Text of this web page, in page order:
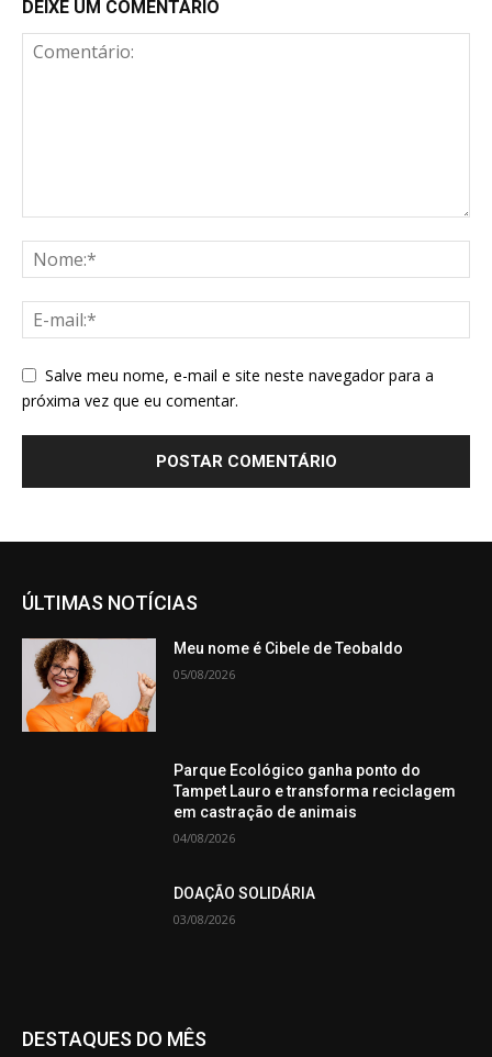
DEIXE UM COMENTÁRIO
Salve meu nome, e-mail e site neste navegador para a
próxima vez que eu comentar.
ÚLTIMAS NOTÍCIAS
Meu nome é Cibele de Teobaldo
05/08/2026
Parque Ecológico ganha ponto do
Tampet Lauro e transforma reciclagem
em castração de animais
04/08/2026
DOAÇÃO SOLIDÁRIA
03/08/2026
DESTAQUES DO MÊS